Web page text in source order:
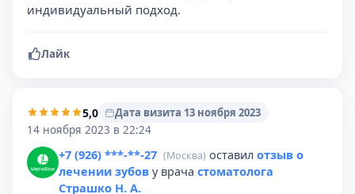
индивидуальный подход.
Лайк
5,0
Дата визита 13 ноября 2023
14 ноября 2023 в 22:24
+7 (926) ***-**-27 (Москва) оставил отзыв о
лечении зубов у врача стоматолога
Страшко Н. А.